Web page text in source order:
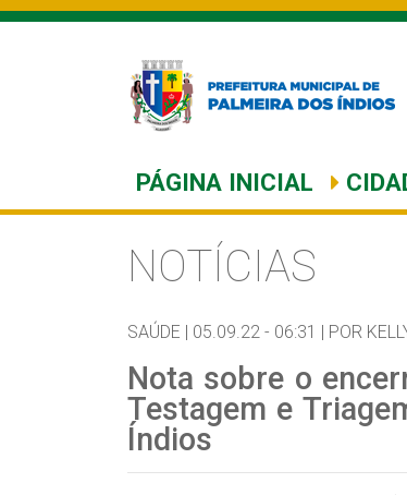
PÁGINA INICIAL
NOTÍCIAS
SAÚDE | 05.09.22 - 06:31 | POR
Nota sobre o
Testagem e
Índios